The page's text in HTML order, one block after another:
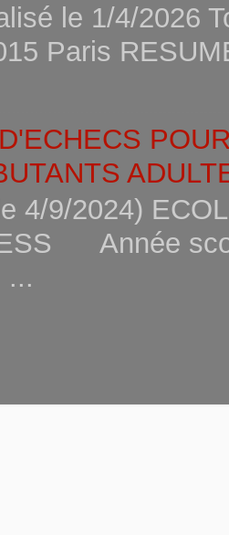
le 1/4/2026
4/9/2024)
Année